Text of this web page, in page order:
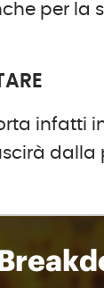
per la
infatti